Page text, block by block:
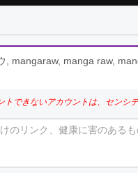
mangaraw, manga raw,
できないアカウントは、センシ
のリンク、健康に害のある